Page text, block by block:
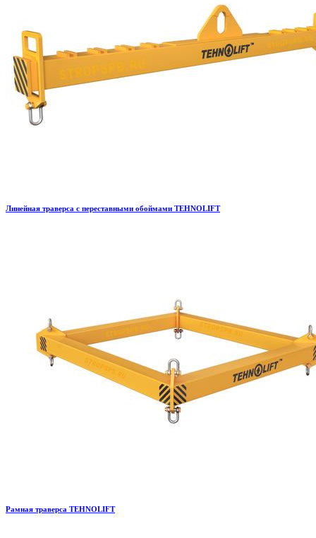
Линейная траверса с переставными обоймами TEHNOLIFT
Рамная траверса TEHNOLIFT